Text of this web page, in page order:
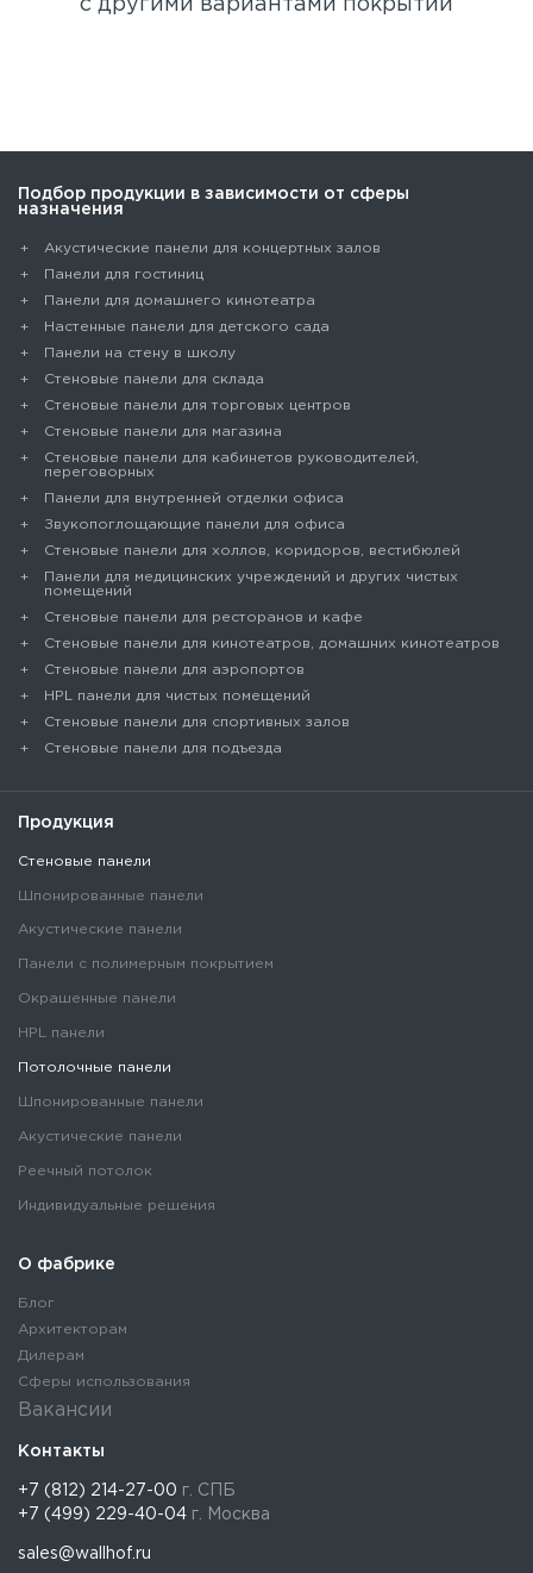
с другими вариантами покрытий
Подбор продукции в зависимости от сферы
назначения
Акустические панели для концертных залов
Панели для гостиниц
Панели для домашнего кинотеатра
Настенные панели для детского сада
Панели на стену в школу
Стеновые панели для склада
Cтеновые панели для торговых центров
Стеновые панели для магазина
Стеновые панели для кабинетов руководителей,
переговорных
Панели для внутренней отделки офиса
Звукопоглощающие панели для офиса
Стеновые панели для холлов, коридоров, вестибюлей
Панели для медицинских учреждений и других чистых
помещений
Стеновые панели для ресторанов и кафе
Стеновые панели для кинотеатров, домашних кинотеатров
Стеновые панели для аэропортов
HPL панели для чистых помещений
Стеновые панели для спортивных залов
Стеновые панели для подъезда
Контакты
+7 (812) 214-27-00 г. СПБ
+7 (499) 229-40-04 г. Москва
sales@wallhof.ru
Продукция
Стеновые панели
Шпонированные панели
Акустические панели
Панели с полимерным покрытием
Окрашенные панели
HPL панели
Потолочные панели
Шпонированные панели
Акустические панели
Реечный потолок
Индивидуальные решения
О фабрике
Блог
Архитекторам
Дилерам
Сферы использования
Вакансии